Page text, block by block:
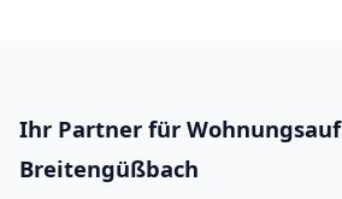
Ihr Partner für
Breitengüßbach